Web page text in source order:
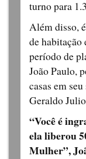
turno para
Além disso,
de habitação
período de
João Paulo,
casas em
Geraldo
“Você é
ela liberou
Mulher”,